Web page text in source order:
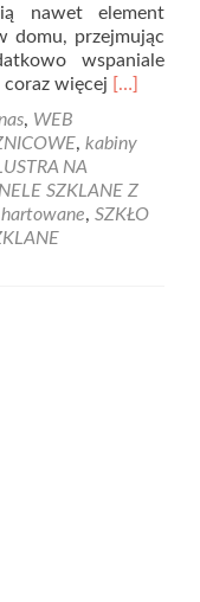
nawet element
domu, przejmując
wspaniale
więcej Read
Postaw
szklane
elementy
[…]
, WEB
, kabiny
NA
SZKLANE Z
hartowane, SZKŁO